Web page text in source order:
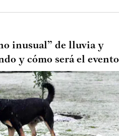
inusual” de lluvia y
y cómo será el evento